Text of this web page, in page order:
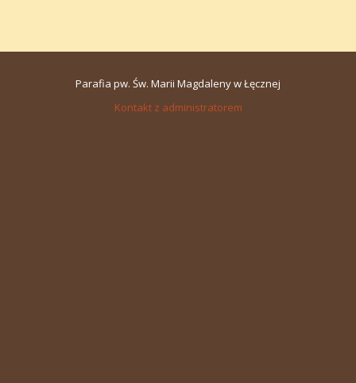
Parafia pw. Św. Marii Magdaleny w Łęcznej
Kontakt z administratorem